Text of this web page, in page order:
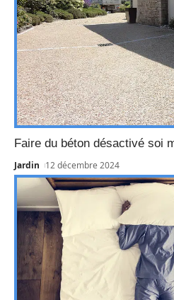
Faire du béton désactivé soi
Jardin 12 décembre 2024